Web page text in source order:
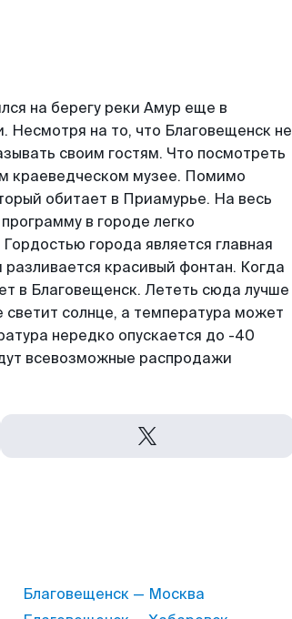
на берегу реки Амур еще в
Несмотря на то, что Благовещенск не
своим гостям. Что посмотреть
краеведческом музее. Помимо
обитает в Приамурье. На весь
в городе легко
города является главная
красивый фонтан. Когда
в Благовещенск. Лететь сюда лучше
солнце, а температура может
нередко опускается до -40
всевозможные распродажи
Благовещенск — Москва